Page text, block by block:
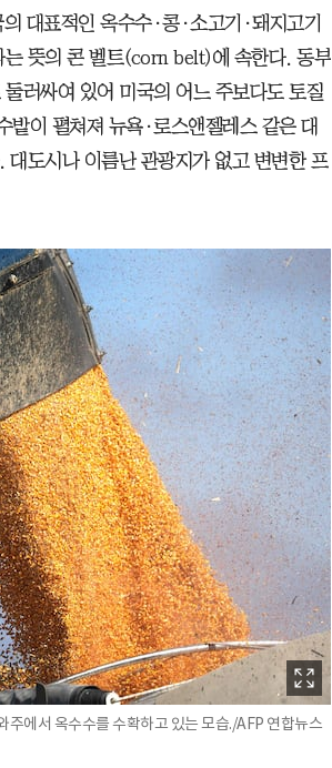
대표적인 옥수수·콩·소고기·돼지고기
는 뜻의 콘 벨트(corn belt)에 속한다. 동부
러싸여 있어 미국의 어느 주보다도 토질
이 펼쳐져 뉴욕·로스앤젤레스 같은 대
도시나 이름난 관광지가 없고 변변한 프
에서 옥수수를 수확하고 있는 모습./AFP 연합뉴스